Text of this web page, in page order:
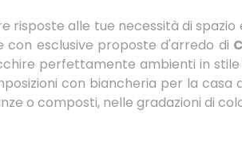
alle tue necessità di
con esclusive proposte d'arredo di
perfettamente ambienti in
con biancheria per la
o composti, nelle gradazioni di